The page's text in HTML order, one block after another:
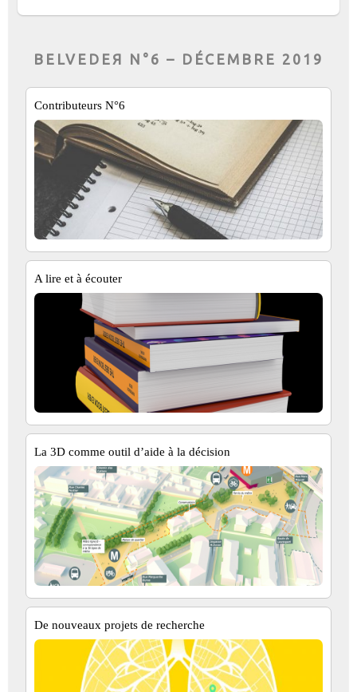
BELVEDEЯ N°6 – DÉCEMBRE 2019
Contributeurs N°6
A lire et à écouter
La 3D comme outil d’aide à la décision
De nouveaux projets de recherche